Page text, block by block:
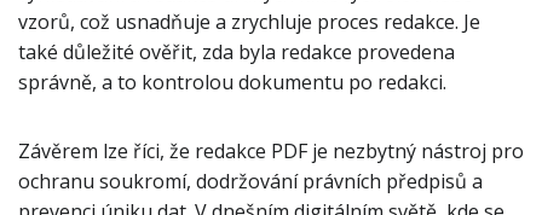
vzorů, což usnadňuje a zrychluje proces redakce. Je
také důležité ověřit, zda byla redakce provedena
správně, a to kontrolou dokumentu po redakci.
Závěrem lze říci, že redakce PDF je nezbytný nástroj pro
ochranu soukromí, dodržování právních předpisů a